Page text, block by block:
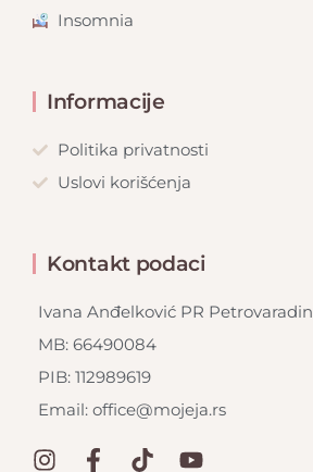
Insomnia
Informacije
Politika privatnosti
Uslovi korišćenja
Kontakt podaci
Ivana Anđelković PR Petrovaradin
MB: 66490084
PIB: 112989619
Email: office@mojeja.rs